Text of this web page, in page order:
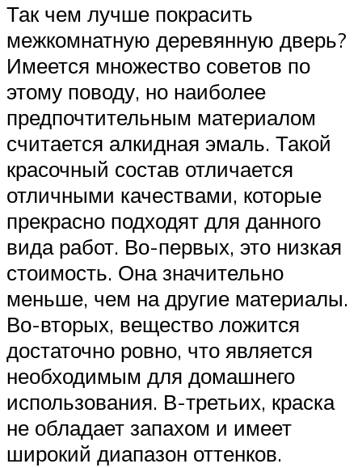
Так чем лучше покрасить
межкомнатную деревянную дверь?
Имеется множество советов по
этому поводу, но наиболее
предпочтительным материалом
считается алкидная эмаль. Такой
красочный состав отличается
отличными качествами, которые
прекрасно подходят для данного
вида работ. Во-первых, это низкая
стоимость. Она значительно
меньше, чем на другие материалы.
Во-вторых, вещество ложится
достаточно ровно, что является
необходимым для домашнего
использования. В-третьих, краска
не обладает запахом и имеет
широкий диапазон оттенков.